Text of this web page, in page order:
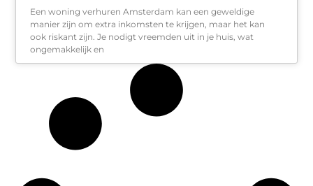
Een woning verhuren Amsterdam kan een geweldige
manier zijn om extra inkomsten te krijgen, maar het kan
ook riskant zijn. Je nodigt vreemden uit in je huis, wat
ongemakkelijk en